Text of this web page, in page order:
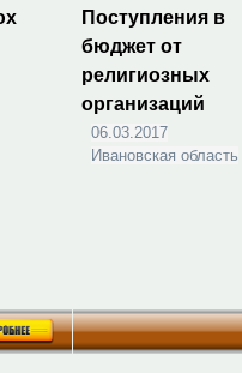
Поступления в
бюджет от
религиозных
организаций
06.03.2017
Ивановская область